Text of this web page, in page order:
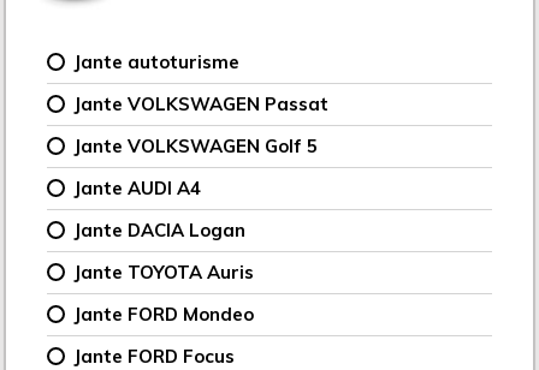
Jante autoturisme
Jante VOLKSWAGEN Passat
Jante VOLKSWAGEN Golf 5
Jante AUDI A4
Jante DACIA Logan
Jante TOYOTA Auris
Jante FORD Mondeo
Jante FORD Focus